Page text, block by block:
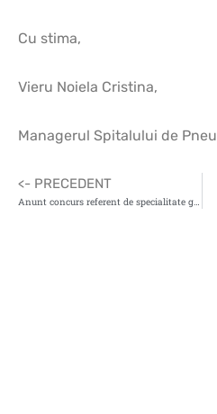
Cu stima,
Vieru Noiela Cristina,
Managerul Spitalului de
<- PRECEDENT